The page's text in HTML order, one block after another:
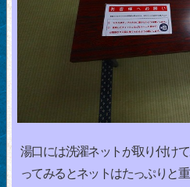
湯口には洗濯ネットが取り付け
ってみるとネットはたっぷりと